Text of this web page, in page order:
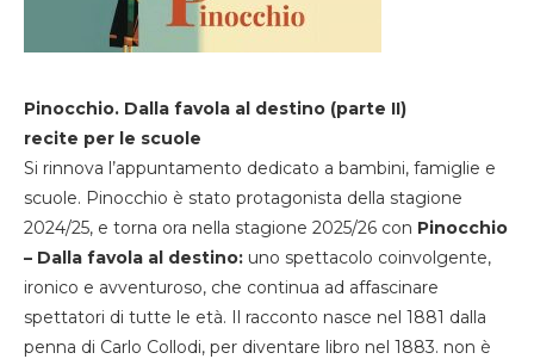
Pinocchio. Dalla favola al destino (parte II)
recite per le scuole
Si rinnova l’appuntamento dedicato a bambini, famiglie e
scuole. Pinocchio è stato protagonista della stagione
2024/25, e torna ora nella stagione 2025/26 con Pinocchio
– Dalla favola al destino: uno spettacolo coinvolgente,
ironico e avventuroso, che continua ad affascinare
spettatori di tutte le età. Il racconto nasce nel 1881 dalla
penna di Carlo Collodi, per diventare libro nel 1883. non è